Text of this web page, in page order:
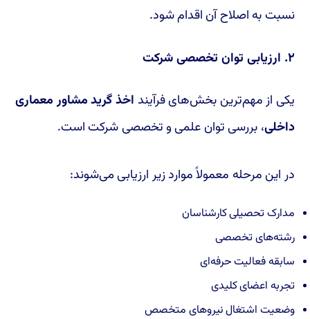
نسبت به اصلاح آن اقدام شود.
۲. ارزیابی توان تخصصی شرکت
یکی از مهم‌ترین بخش‌های فرآیند اخذ گرید مشاور معماری
داخلی، بررسی توان علمی و تخصصی شرکت است.
در این مرحله معمولاً موارد زیر ارزیابی می‌شوند:
مدارک تحصیلی کارشناسان
رشته‌های تخصصی
سابقه فعالیت حرفه‌ای
تجربه اعضای کلیدی
وضعیت اشتغال نیروهای متخصص